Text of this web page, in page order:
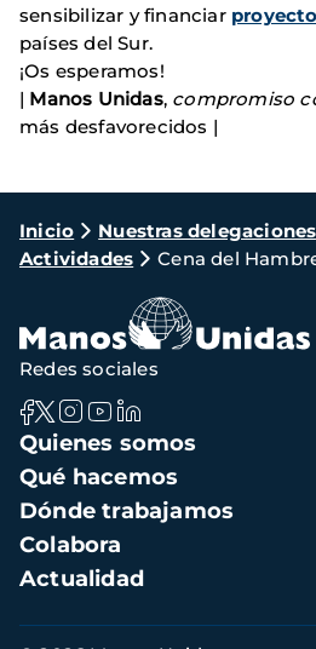
sensibilizar y financiar
países del Sur.
¡Os esperamos!
| Manos Unidas, compromiso
más desfavorecidos |
Ruta
de
navegación
Inicio Nuestras delegaciones
Actividades
Cena del
Navegación
principal
Quienes somos
Qué hacemos
Dónde trabajamos
Colabora
Actualidad
Redes sociales